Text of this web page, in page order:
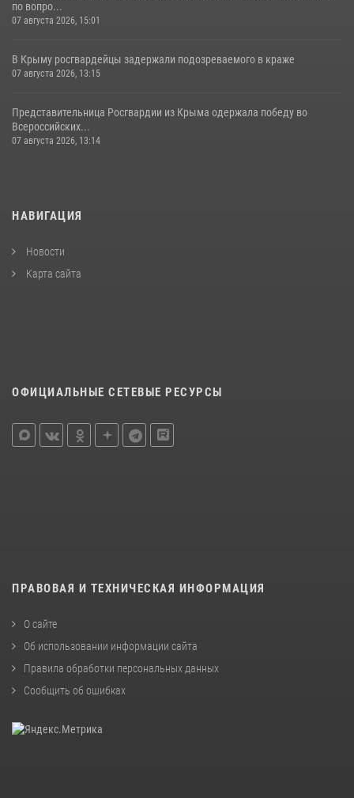
по вопро...
07 августа 2026, 15:01
В Крыму росгвардейцы задержали подозреваемого в краже
07 августа 2026, 13:15
Представительница Росгвардии из Крыма одержала победу во
Всероссийских...
07 августа 2026, 13:14
НАВИГАЦИЯ
Новости
Карта сайта
ОФИЦИАЛЬНЫЕ СЕТЕВЫЕ РЕСУРСЫ
ПРАВОВАЯ И ТЕХНИЧЕСКАЯ ИНФОРМАЦИЯ
О сайте
Об использовании информации сайта
Правила обработки персональных данных
Сообщить об ошибках